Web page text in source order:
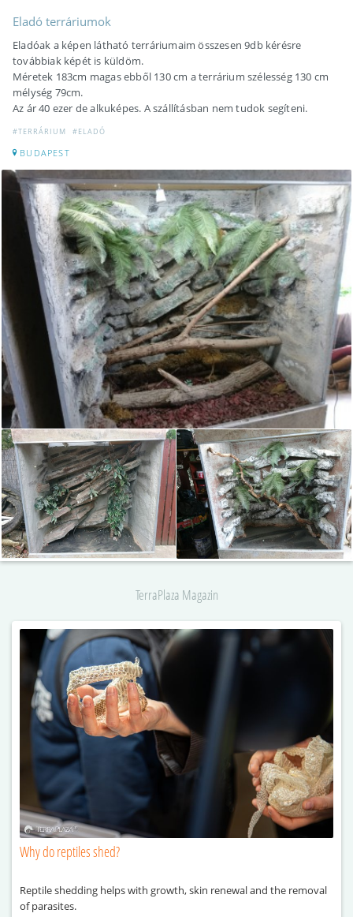
Eladó terráriumok
Eladóak a képen látható terráriumaim összesen 9db kérésre
továbbiak képét is küldöm.
Méretek 183cm magas ebből 130 cm a terrárium szélesség 130 cm
mélység 79cm.
Az ár 40 ezer de alkuképes. A szállításban nem tudok segíteni.
#TERRÁRIUM #ELADÓ
BUDAPEST
TerraPlaza Magazin
Why do reptiles shed?
Reptile shedding helps with growth, skin renewal and the removal
of parasites.